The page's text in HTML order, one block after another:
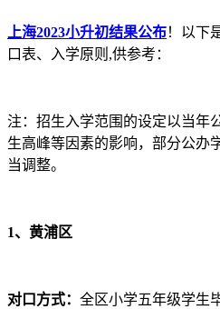
上海2023小升初结果公布！以下
口表、入学原则,供参考：
注：招生入学范围的设定以当年
生高峰等因素的影响，部分公办
当调整。
1、黄浦区
对口方式： 全区小学五年级学生